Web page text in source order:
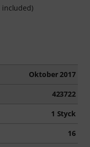
included)
Oktober 2017
423722
1 Styck
16